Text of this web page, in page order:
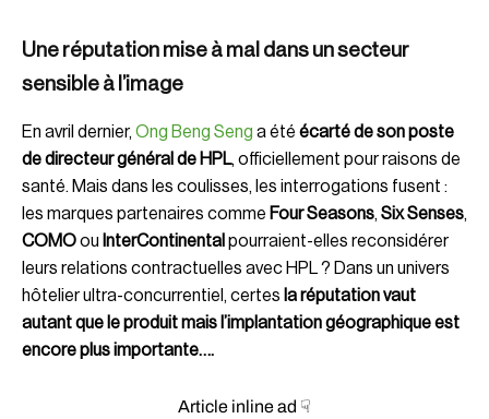
Une réputation mise à mal dans un secteur
sensible à l’image
En avril dernier, Ong Beng Seng a été écarté de son poste
de directeur général de HPL, officiellement pour raisons de
santé. Mais dans les coulisses, les interrogations fusent :
les marques partenaires comme Four Seasons, Six Senses,
COMOou InterContinental pourraient-elles reconsidérer
leurs relations contractuelles avec HPL ? Dans un univers
hôtelier ultra-concurrentiel, certes la réputation vaut
autant que le produit mais l’implantation géographique est
encore plus importante….
Article inline ad ☟